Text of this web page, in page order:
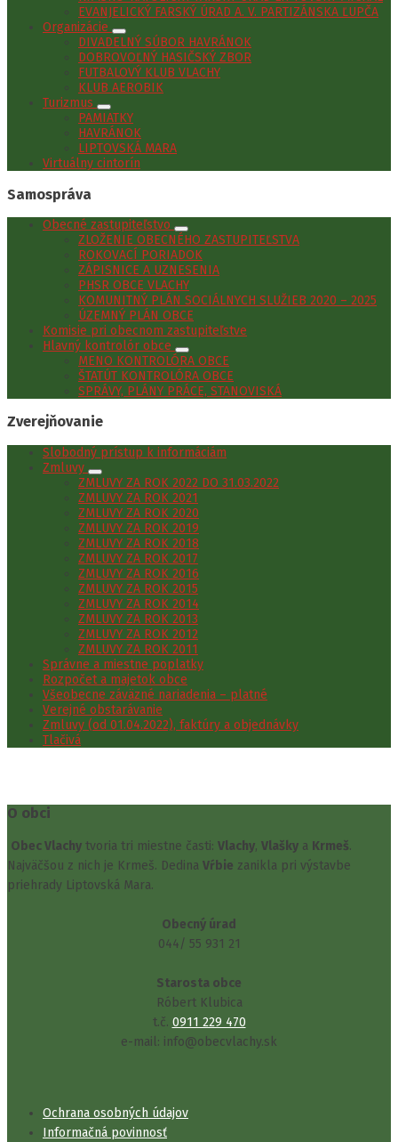
EVANJELICKÝ FARSKÝ ÚRAD A. V. PARTIZÁNSKA ĽUPČA
Organizácie
DIVADELNÝ SÚBOR HAVRÁNOK
DOBROVOĽNÝ HASIČSKÝ ZBOR
FUTBALOVÝ KLUB VLACHY
KLUB AEROBIK
Turizmus
PAMIATKY
HAVRÁNOK
LIPTOVSKÁ MARA
Virtuálny cintorín
Samospráva
Obecné zastupiteľstvo
ZLOŽENIE OBECNÉHO ZASTUPITEĽSTVA
ROKOVACÍ PORIADOK
ZÁPISNICE A UZNESENIA
PHSR OBCE VLACHY
KOMUNITNÝ PLÁN SOCIÁLNYCH SLUŽIEB 2020 – 2025
ÚZEMNÝ PLÁN OBCE
Komisie pri obecnom zastupiteľstve
Hlavný kontrolór obce
MENO KONTROLÓRA OBCE
ŠTATÚT KONTROLÓRA OBCE
SPRÁVY, PLÁNY PRÁCE, STANOVISKÁ
Zverejňovanie
Slobodný prístup k informáciám
Zmluvy
ZMLUVY ZA ROK 2022 DO 31.03.2022
ZMLUVY ZA ROK 2021
ZMLUVY ZA ROK 2020
ZMLUVY ZA ROK 2019
ZMLUVY ZA ROK 2018
ZMLUVY ZA ROK 2017
ZMLUVY ZA ROK 2016
ZMLUVY ZA ROK 2015
ZMLUVY ZA ROK 2014
ZMLUVY ZA ROK 2013
ZMLUVY ZA ROK 2012
ZMLUVY ZA ROK 2011
Správne a miestne poplatky
Rozpočet a majetok obce
Všeobecne záväzné nariadenia – platné
Verejné obstarávanie
Zmluvy (od 01.04.2022), faktúry a objednávky
Tlačivá
O obci
Obec Vlachy tvoria tri miestne časti: Vlachy, Vlašky a Krmeš.
Najväčšou z nich je Krmeš. Dedina Vŕbie zanikla pri výstavbe
priehrady Liptovská Mara.
Obecný úrad
044/ 55 931 21
Starosta obce
Róbert Klubica
t.č. 0911 229 470
e-mail: info@obecvlachy.sk
Ochrana osobných údajov
Informačná povinnosť